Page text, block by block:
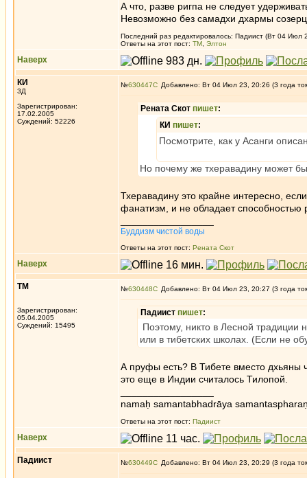
А что, разве ригпа не следует
Невозможно без самадхи дхармы
Последний раз редактировалось: Падиист (Вт 04 Июл
Ответы на этот пост: ТМ Элтон
Наверх
КИ
3Д
Зарегистрирован:
17.02.2005
Суждений: 52226
№630447 Добавлено: Вт 04 Июл 23, 20:26 (3 года
Рената Скот пишет:
КИ пишет:
Посмотрите, как у Асанги
Но почему же тхеравадину может
Тхеравадину это крайне интересно,
фанатизм, и не обладает способностью
Буддизм чистой воды
Ответы на этот пост: Рената Скот
Наверх
ТМ
Зарегистрирован:
05.04.2005
Суждений: 15495
№630448 Добавлено: Вт 04 Июл 23, 20:27 (3 года
Падиист пишет:
Поэтому, никто в Лесной традиции
или в тибетских школах. (Если не
А пруфы есть? В Тибете вместо дхьяны
это еще в Индии считалось Тилопой.
namaḥ samantabhadrāya
Ответы на этот пост: Падиист
Наверх
Падиист №630449 Добавлено: Вт 04 Июл 23, 20:29 (3 года